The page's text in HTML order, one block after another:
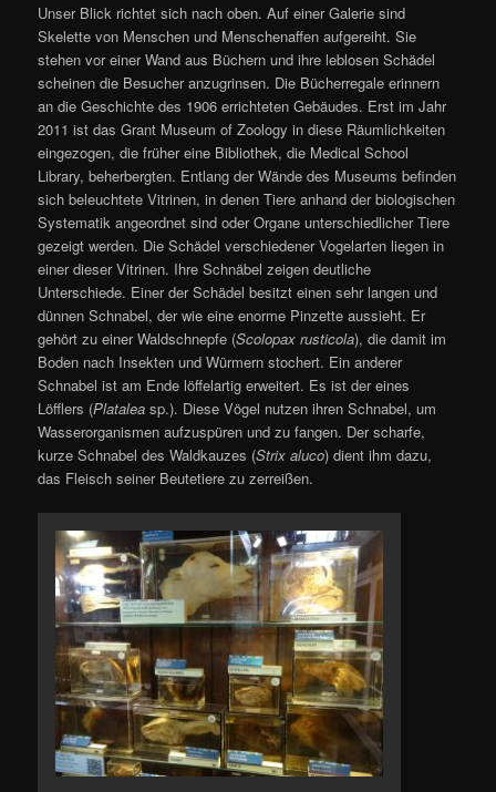
Unser Blick richtet sich nach oben. Auf einer Galerie sind
Skelette von Menschen und Menschenaffen aufgereiht. Sie
stehen vor einer Wand aus Büchern und ihre leblosen Schädel
scheinen die Besucher anzugrinsen. Die Bücherregale erinnern
an die Geschichte des 1906 errichteten Gebäudes. Erst im Jahr
2011 ist das Grant Museum of Zoology in diese Räumlichkeiten
eingezogen, die früher eine Bibliothek, die Medical School
Library, beherbergten. Entlang der Wände des Museums befinden
sich beleuchtete Vitrinen, in denen Tiere anhand der biologischen
Systematik angeordnet sind oder Organe unterschiedlicher Tiere
gezeigt werden. Die Schädel verschiedener Vogelarten liegen in
einer dieser Vitrinen. Ihre Schnäbel zeigen deutliche
Unterschiede. Einer der Schädel besitzt einen sehr langen und
dünnen Schnabel, der wie eine enorme Pinzette aussieht. Er
gehört zu einer Waldschnepfe (Scolopax rusticola), die damit im
Boden nach Insekten und Würmern stochert. Ein anderer
Schnabel ist am Ende löffelartig erweitert. Es ist der eines
Löfflers (Platalea sp.). Diese Vögel nutzen ihren Schnabel, um
Wasserorganismen aufzuspüren und zu fangen. Der scharfe,
kurze Schnabel des Waldkauzes (Strix aluco) dient ihm dazu,
das Fleisch seiner Beutetiere zu zerreißen.